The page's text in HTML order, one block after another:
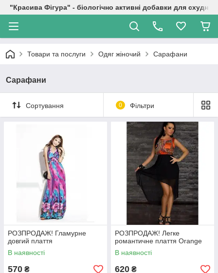
"Красива Фігура" - біологічно активні добавки для
Товари та послуги Одяг жіночий Сарафани
Сарафани
Сортування 0 Фільтри
РОЗПРОДАЖ! Гламурне
довгий плаття
В наявності
570 ₴
РОЗПРОДАЖ! Легке
романтичне плаття Orange
В наявності
620 ₴